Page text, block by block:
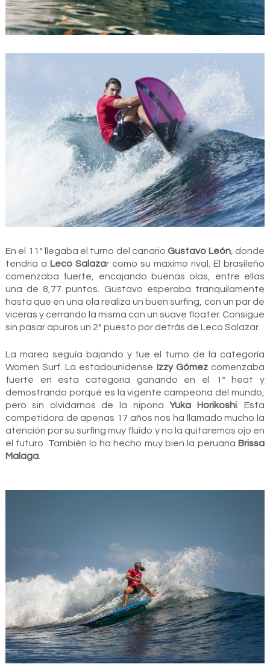
En el 11º llegaba el turno del canarioGustavo León, donde
tendría a Leco Salazar como su máximo rival. El brasileño
comenzaba fuerte, encajando buenas olas, entre ellas
una de 8,77 puntos. Gustavo esperaba tranquilamente
hasta que en una ola realiza un buen surfing, con un par de
viceras y cerrando la misma con un suave floater. Consigue
sin pasar apuros un 2º puesto por detrás de Leco Salazar.
La marea seguía bajando y fue el turno de la categoría
Women Surf. La estadounidense Izzy Gómezcomenzaba
fuerte en esta categoría ganando en el 1º heat y
demostrando porqué es la vigente campeona del mundo,
pero sin olvidarnos de la niponaYuka Horikoshi. Esta
competidora de apenas 17 años nos ha llamado mucho la
atención por su surfing muy fluido y no la quitaremos ojo en
el futuro. También lo ha hecho muy bien la peruana Brissa
Malaga.